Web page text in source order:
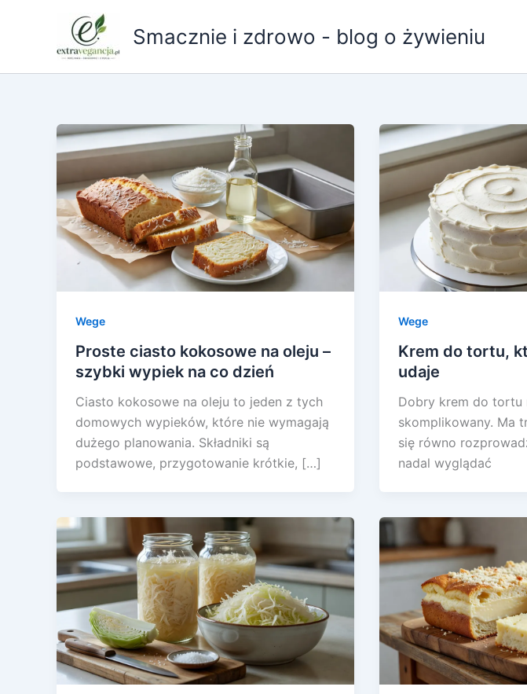
Smacznie i zdrowo - blog o żywieniu
Wege
Proste ciasto kokosowe na oleju –
szybki wypiek na co dzień
Ciasto kokosowe na oleju to jeden z tych
domowych wypieków, które nie wymagają
dużego planowania. Składniki są
podstawowe, przygotowanie krótkie, […]
Wege
Krem do tortu,
udaje
Dobry krem do tortu
skomplikowany. Ma
się równo
nadal wyglądać